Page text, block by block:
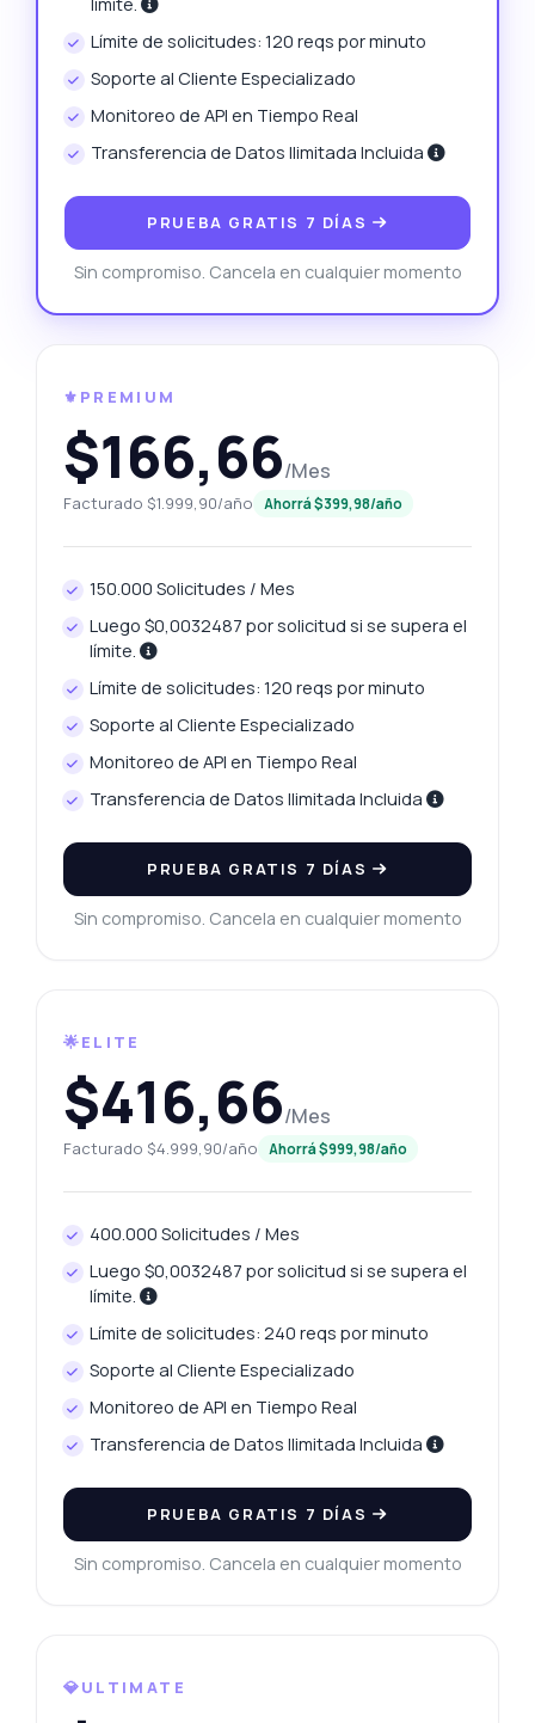
Límite de solicitudes: 120 reqs por minuto
Soporte al Cliente Especializado
Monitoreo de API en Tiempo Real
Transferencia de Datos Ilimitada Incluida
PRUEBA GRATIS 7 DÍAS
Sin compromiso. Cancela en cualquier momento
⚜️PREMIUM
$166,66/Mes
Facturado $1.999,90/año Ahorrá $399,98/año
150.000 Solicitudes / Mes
Luego $0,0032487 por solicitud si se supera el
límite.
Límite de solicitudes: 120 reqs por minuto
Soporte al Cliente Especializado
Monitoreo de API en Tiempo Real
Transferencia de Datos Ilimitada Incluida
PRUEBA GRATIS 7 DÍAS
Sin compromiso. Cancela en cualquier momento
🌟ELITE
$416,66/Mes
Facturado $4.999,90/año Ahorrá $999,98/año
400.000 Solicitudes / Mes
Luego $0,0032487 por solicitud si se supera el
límite.
Límite de solicitudes: 240 reqs por minuto
Soporte al Cliente Especializado
Monitoreo de API en Tiempo Real
Transferencia de Datos Ilimitada Incluida
PRUEBA GRATIS 7 DÍAS
Sin compromiso. Cancela en cualquier momento
💎ULTIMATE